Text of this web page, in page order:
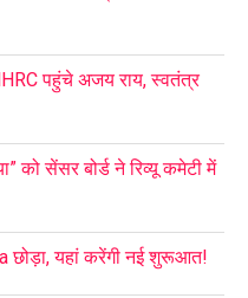
पहुंचे अजय राय, स्वतंत्र
को सेंसर बोर्ड ने रिव्यू कमेटी में
छोड़ा, यहां करेंगी नई शुरूआत!